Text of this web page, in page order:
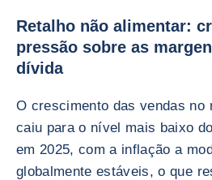
Retalho não alimentar:
pressão sobre as
dívida
O crescimento das vendas no
caiu para o nível mais baixo
em 2025, com a inflação a
globalmente estáveis, o que